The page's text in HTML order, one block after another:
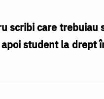
scribi care trebuiau
student la drept